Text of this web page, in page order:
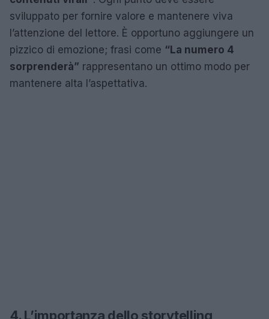
sviluppato per fornire valore e mantenere viva
l’attenzione del lettore. È opportuno aggiungere un
pizzico di emozione; frasi come “La numero 4
sorprenderà” rappresentano un ottimo modo per
mantenere alta l’aspettativa.
4. L’importanza dello storytelling